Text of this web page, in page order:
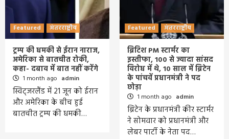
Featured अंतरराष्ट्रीय
ट्रम्प की धमकी से ईरान नाराज,
अमेरिका से बातचीत रोकी,
कहा- दबाव में बात नहीं करेंगे
1 month ago admin
स्विट्जरलैंड में 21 जून को ईरान
और अमेरिका के बीच हुई
बातचीत ट्रम्प की धमकी…
Featured अंतरराष्ट्रीय
ब्रिटिश PM स्टार्मर का
इस्तीफा, 100 से ज्यादा सांसद
विरोध में थे, 10 साल में ब्रिटेन
के पांचवें प्रधानमंत्री ने पद
छोड़ा
1 month ago admin
ब्रिटेन के प्रधानमंत्री कीर स्टार्मर
ने सोमवार को प्रधानमंत्री और
लेबर पार्टी के नेता पद…